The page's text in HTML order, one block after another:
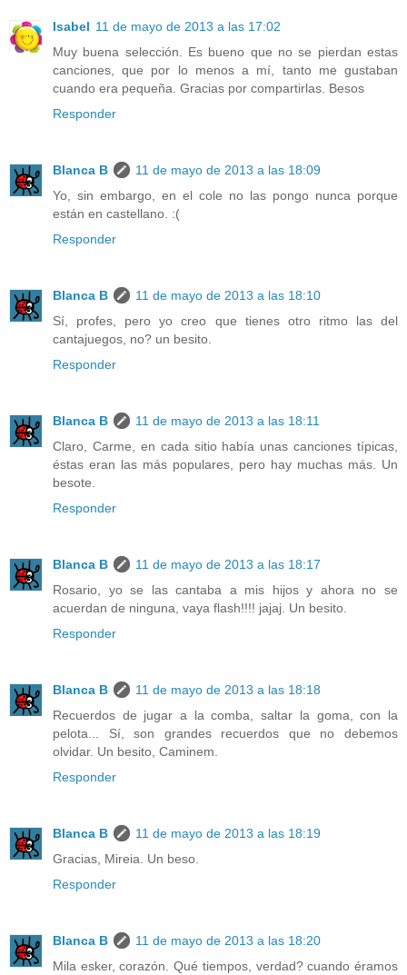
Isabel 11 de mayo de 2013 a las 17:02
Muy buena selección. Es bueno que no se pierdan estas
canciones, que por lo menos a mí, tanto me gustaban
cuando era pequeña. Gracias por compartirlas. Besos
Responder
Blanca B
11 de mayo de 2013 a las 18:09
Yo, sin embargo, en el cole no las pongo nunca porque
están en castellano. :(
Responder
Blanca B
11 de mayo de 2013 a las 18:10
Sí, profes, pero yo creo que tienes otro ritmo las del
cantajuegos, no? un besito.
Responder
Blanca B
11 de mayo de 2013 a las 18:11
Claro, Carme, en cada sitio había unas canciones típicas,
éstas eran las más populares, pero hay muchas más. Un
besote.
Responder
Blanca B
11 de mayo de 2013 a las 18:17
Rosario, yo se las cantaba a mis hijos y ahora no se
acuerdan de ninguna, vaya flash!!!! jajaj. Un besito.
Responder
Blanca B
11 de mayo de 2013 a las 18:18
Recuerdos de jugar a la comba, saltar la goma, con la
pelota... Sí, son grandes recuerdos que no debemos
olvidar. Un besito, Caminem.
Responder
Blanca B
11 de mayo de 2013 a las 18:19
Gracias, Mireia. Un beso.
Responder
Blanca B
11 de mayo de 2013 a las 18:20
Mila esker, corazón. Qué tiempos, verdad? cuando éramos